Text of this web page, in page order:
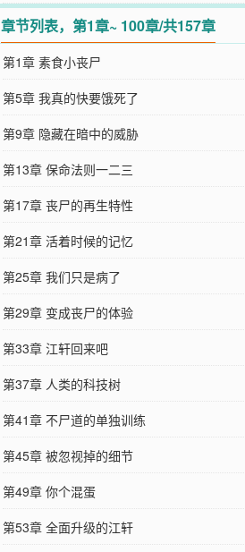
章节列表，第1章~ 100章/共157章
第1章 素食小丧尸
第5章 我真的快要饿死了
第9章 隐藏在暗中的威胁
第13章 保命法则一二三
第17章 丧尸的再生特性
第21章 活着时候的记忆
第25章 我们只是病了
第29章 变成丧尸的体验
第33章 江轩回来吧
第37章 人类的科技树
第41章 不尸道的单独训练
第45章 被忽视掉的细节
第49章 你个混蛋
第53章 全面升级的江轩